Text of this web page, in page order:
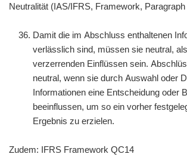
Neutralität (IAS/IFRS, Framework, Paragraph
Damit die im Abschluss enthaltenen
verlässlich sind, müssen sie neutral,
verzerrenden Einflüssen sein.
neutral, wenn sie durch Auswahl oder
Informationen eine Entscheidung oder
beeinflussen, um so ein vorher
Ergebnis zu erzielen.
Zudem: IFRS Framework QC14